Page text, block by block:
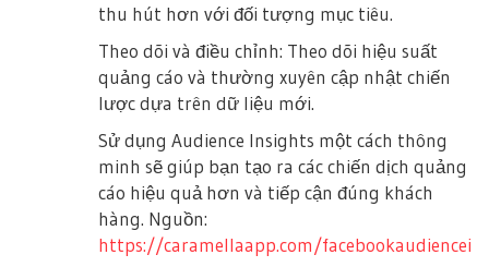
thu hút hơn với đối tượng mục tiêu.
Theo dõi và điều chỉnh: Theo dõi hiệu suất
quảng cáo và thường xuyên cập nhật chiến
lược dựa trên dữ liệu mới.
Sử dụng Audience Insights một cách thông
minh sẽ giúp bạn tạo ra các chiến dịch quảng
cáo hiệu quả hơn và tiếp cận đúng khách
hàng. Nguồn:
https://caramellaapp.com/